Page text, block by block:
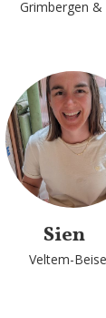
Grimbergen &
Sien
Veltem-